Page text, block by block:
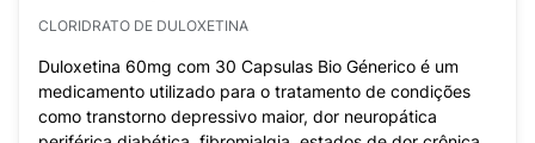
CLORIDRATO DE DULOXETINA
Duloxetina 60mg com 30 Capsulas Bio Génerico é um
medicamento utilizado para o tratamento de condições
como transtorno depressivo maior, dor neuropática